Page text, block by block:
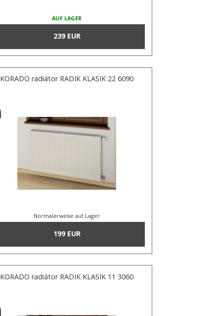
AUF LAGER
239 EUR
KORADO radiátor RADIK KLASIK 22 6090
Normalerweise auf Lager
199 EUR
KORADO radiátor RADIK KLASIK 11 3060